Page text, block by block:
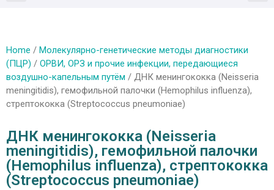
Home / Молекулярно-генетические методы диагностики
(ПЦР) / ОРВИ, ОРЗ и прочие инфекции, передающиеся
воздушно-капельным путём / ДНК менингококка (Neisseria
meningitidis), гемофильной палочки (Hemophilus influenza),
стрептококка (Streptococcus pneumoniae)
ДНК менингококка (Neisseria
meningitidis), гемофильной палочки
(Hemophilus influenza), стрептококка
(Streptococcus pneumoniae)